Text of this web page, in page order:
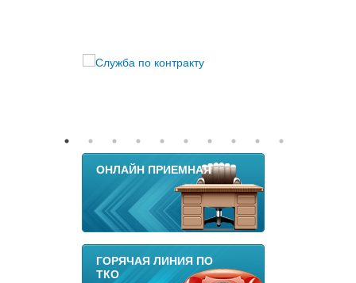
ОНЛАЙН ПРИЕМНАЯ
ГОРЯЧАЯ ЛИНИЯ ПО
ТКО